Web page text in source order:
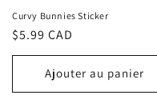
Curvy Bunnies Sticker
Prix
habituel
$5.99 CAD
Ajouter au panier